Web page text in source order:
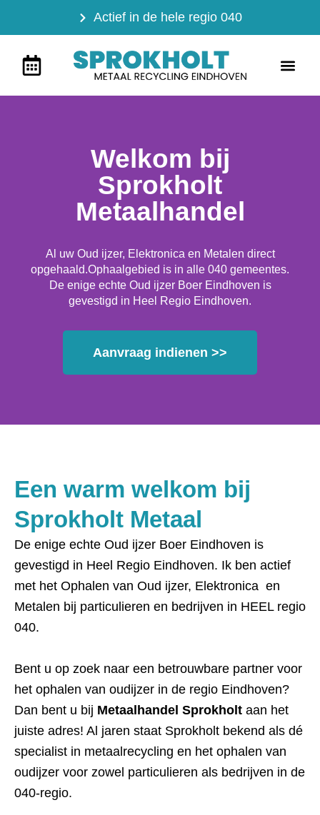
inhoud
Actief in de hele regio 040
Welkom bij
Sprokholt
Metaalhandel
Al uw Oud ijzer, Elektronica en Metalen direct
opgehaald.Ophaalgebied is in alle 040 gemeentes.
De enige echte Oud ijzer Boer Eindhoven is
gevestigd in Heel Regio Eindhoven.
Aanvraag indienen >>
Een warm welkom bij
Sprokholt Metaal
De enige echte Oud ijzer Boer Eindhoven is
gevestigd in Heel Regio Eindhoven. Ik ben actief
met het Ophalen van Oud ijzer, Elektronica en
Metalen bij particulieren en bedrijven in HEEL regio
040.
Bent u op zoek naar een betrouwbare partner voor
het ophalen van oudijzer in de regio Eindhoven?
Dan bent u bij Metaalhandel Sprokholt aan het
juiste adres! Al jaren staat Sprokholt bekend als dé
specialist in metaalrecycling en het ophalen van
oudijzer voor zowel particulieren als bedrijven in de
040-regio.